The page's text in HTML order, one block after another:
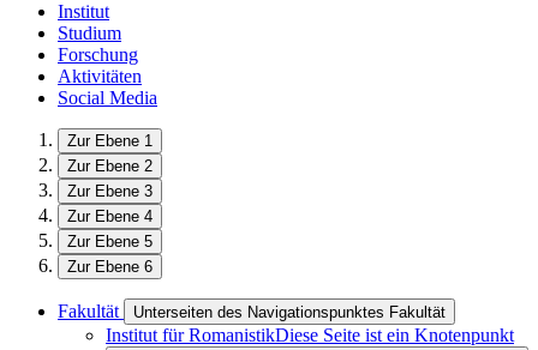
Institut
Studium
Forschung
Aktivitäten
Social Media
Zur Ebene 1
Zur Ebene 2
Zur Ebene 3
Zur Ebene 4
Zur Ebene 5
Zur Ebene 6
Fakultät Unterseiten des Navigationspunktes Fakultät
Institut für RomanistikDiese Seite ist ein Knotenpunkt